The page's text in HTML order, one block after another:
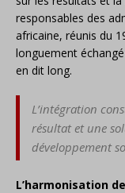
responsables des
africaine, réunis du
longuement
en dit long.
L’intégration
résultat et une
développement
L’harmonisation